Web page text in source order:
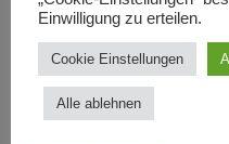
Wurfdatum: 14.08.2019
Rüde/n: 5 braun
Hündin/nen: –
Einwilligung zu erteilen.
Cookie Einstellungen
Alle ablehnen